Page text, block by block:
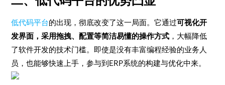
低代码平台的出现，彻底改变了这一局面。它通过可视化开
发界面，采用拖拽、配置等简洁易懂的操作方式 ，大幅降低
了软件开发的技术门槛。即使是没有丰富编程经验的业务人
员，也能够快速上手，参与到ERP系统的构建与优化中来。